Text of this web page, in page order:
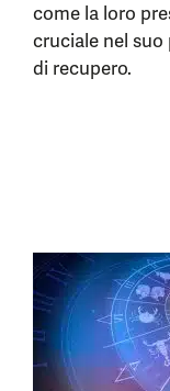
come la loro
cruciale nel suo
di recupero.